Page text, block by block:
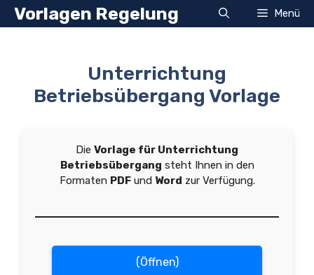
Zum
InhaltVorlagen Regelung Menü
Unterrichtung
Betriebsübergang Vorlage
Die Vorlage für Unterrichtung
Betriebsübergang steht Ihnen in den
Formaten PDFund Word zur Verfügung.
(Öffnen)